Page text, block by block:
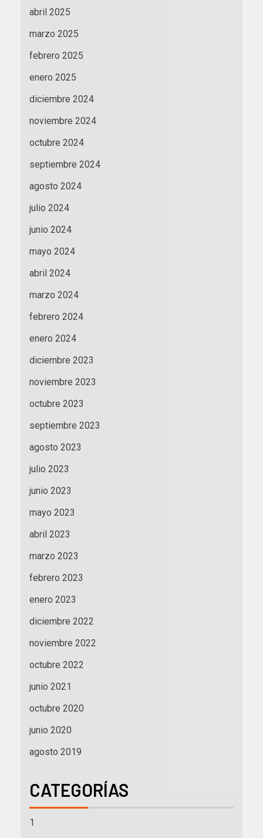
abril 2025
marzo 2025
febrero 2025
enero 2025
diciembre 2024
noviembre 2024
octubre 2024
septiembre 2024
agosto 2024
julio 2024
junio 2024
mayo 2024
abril 2024
marzo 2024
febrero 2024
enero 2024
diciembre 2023
noviembre 2023
octubre 2023
septiembre 2023
agosto 2023
julio 2023
junio 2023
mayo 2023
abril 2023
marzo 2023
febrero 2023
enero 2023
diciembre 2022
noviembre 2022
octubre 2022
junio 2021
octubre 2020
junio 2020
agosto 2019
CATEGORÍAS
1